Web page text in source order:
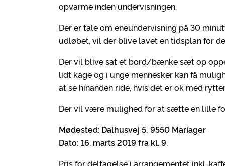
opvarme inden undervisningen.
Der er tale om eneundervisning på 30
udløbet, vil der blive lavet en tidsplan for
Der vil blive sat et bord/bænke sæt op
lidt kage og i unge mennesker kan få
at se hinanden ride, hvis det er ok med
Der vil være mulighed for at sætte en lille
Mødested: Dalhusvej 5, 9550 Mariager
Dato: 16. marts 2019 fra kl. 9.
Pris for deltagelse i arrangementet inkl.